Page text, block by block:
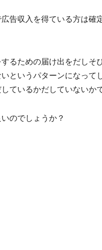
告収入を得ている方は確
るための届け出をだしそ
というパターンになって
ているかだしていないか
のでしょうか？